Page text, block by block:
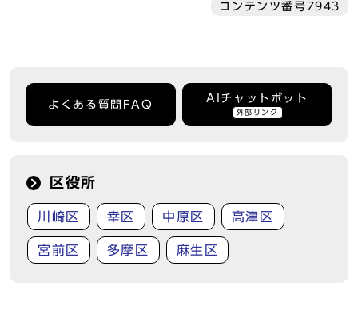
コンテンツ番号7943
よくある質問FAQ
AIチャットボット
外部リンク
区役所
川崎区 幸区 中原区 高津区
宮前区 多摩区 麻生区